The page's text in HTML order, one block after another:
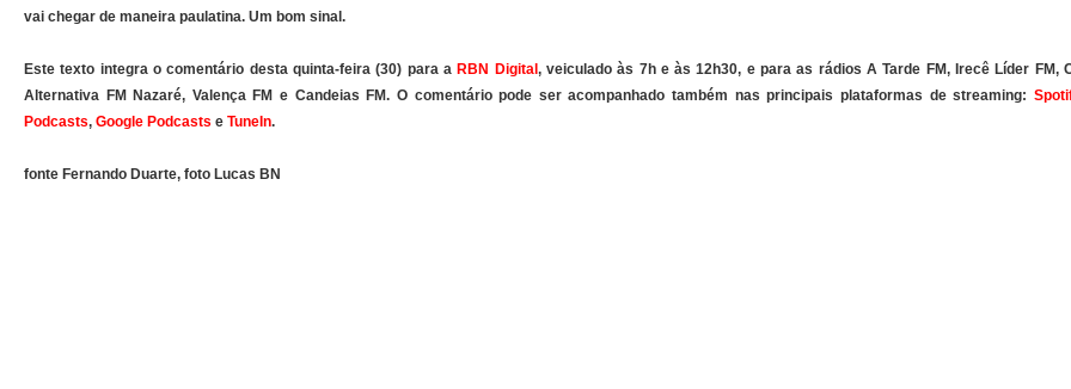
vai chegar de maneira paulatina. Um bom sinal.
Este texto integra o comentário desta quinta-feira (30) para aRBN Digital, veiculado às 7h e às 12h30, e para as rádios A Tarde FM, Irecê Líder FM,
Alternativa FM Nazaré, Valença FM e Candeias FM. O comentário pode ser acompanhado também nas principais plataformas de streaming:
Podcasts, Google Podcasts e TuneIn.
fonte Fernando Duarte, foto Lucas BN